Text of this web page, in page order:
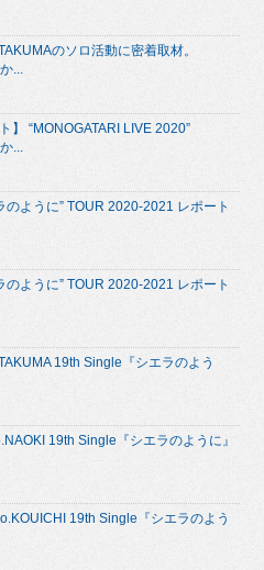
のソロ活動に密着取材。
...
】 “MONOGATARI LIVE 2020”
...
のように” TOUR 2020-2021 レポート
のように” TOUR 2020-2021 レポート
19th Single『シエラのよう
19th Single『シエラのように』
19th Single『シエラのよう